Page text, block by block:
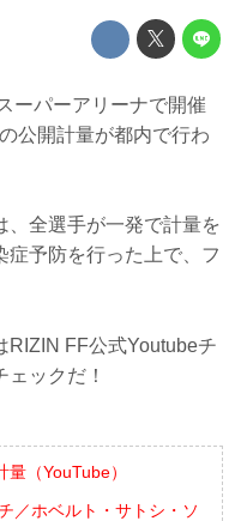
ーパーアリーナで開催
公開計量が都内で行わ
、全選手が一発で計量を
症予防を行った上で、フ
RIZIN FF公式Youtubeチ
ックだ！
（YouTube）
／ホベルト・サトシ・ソ